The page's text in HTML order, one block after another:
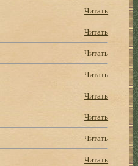
Читать
Читать
Читать
Читать
Читать
Читать
Читать
Читать